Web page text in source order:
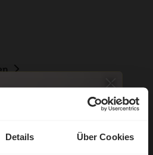
Details Über Cookies